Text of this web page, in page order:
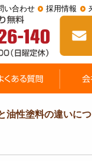
い合わせ 採用情報
油性塗料の違いに